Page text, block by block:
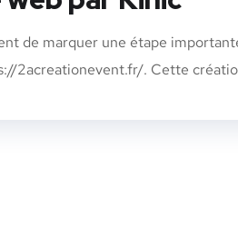
de marquer une étape
2acreationevent.fr/. Cette